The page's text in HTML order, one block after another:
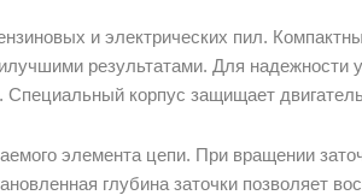
и электрических пил.
результатами. Для надежности
корпус защищает
элемента цепи. При вращении
глубина заточки позволяет